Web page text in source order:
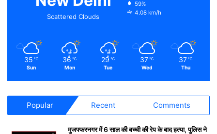
Scattered Clouds
59%
4.08 km/h
35 ℃
Sun
36 ℃
Mon
29 ℃
Tue
37 ℃
Wed
37 ℃
Thu
Popular Recent Comments
मुजफ्फरनगर में 6 साल की बच्ची की रेप के बाद हत्या, पुलिस ने